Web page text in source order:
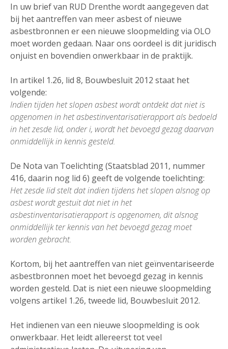
In uw brief van RUD Drenthe wordt aangegeven dat
bij het aantreffen van meer asbest of nieuwe
asbestbronnen er een nieuwe sloopmelding via OLO
moet worden gedaan. Naar ons oordeel is dit juridisch
onjuist en bovendien onwerkbaar in de praktijk.
In artikel 1.26, lid 8, Bouwbesluit 2012 staat het
volgende:
Indien tijden het slopen asbest wordt ontdekt dat niet is
opgenomen in het asbestinventarisatierapport als bedoeld
in het zesde lid, onder i, wordt het bevoegd gezag daarvan
onmiddellijk in kennis gesteld.
De Nota van Toelichting (Staatsblad 2011, nummer
416, daarin nog lid 6) geeft de volgende toelichting:
Het zesde lid stelt dat indien tijdens het slopen alsnog op
asbest wordt gestuit dat niet in het
asbestinventarisatierapport is opgenomen, dit alsnog
onmiddellijk ter kennis van het bevoegd gezag moet
worden gebracht.
Kortom, bij het aantreffen van niet geïnventariseerde
asbestbronnen moet het bevoegd gezag in kennis
worden gesteld. Dat is niet een nieuwe sloopmelding
volgens artikel 1.26, tweede lid, Bouwbesluit 2012.
Het indienen van een nieuwe sloopmelding is ook
onwerkbaar. Het leidt allereerst tot veel